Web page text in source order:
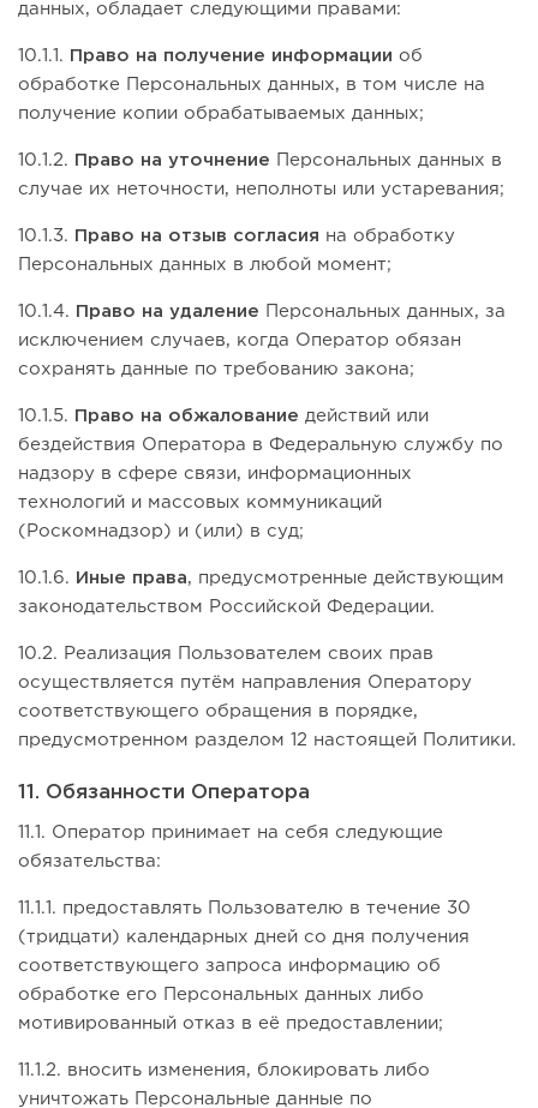
данных, обладает следующими правами:
10.1.1. Право на получение информации об
обработке Персональных данных, в том числе на
получение копии обрабатываемых данных;
10.1.2. Право на уточнение Персональных данных в
случае их неточности, неполноты или устаревания;
10.1.3. Право на отзыв согласия на обработку
Персональных данных в любой момент;
10.1.4. Право на удаление Персональных данных, за
исключением случаев, когда Оператор обязан
сохранять данные по требованию закона;
10.1.5. Право на обжалование действий или
бездействия Оператора в Федеральную службу по
надзору в сфере связи, информационных
технологий и массовых коммуникаций
(Роскомнадзор) и (или) в суд;
10.1.6. Иные права, предусмотренные действующим
законодательством Российской Федерации.
10.2. Реализация Пользователем своих прав
осуществляется путём направления Оператору
соответствующего обращения в порядке,
предусмотренном разделом 12 настоящей Политики.
11. Обязанности Оператора
11.1. Оператор принимает на себя следующие
обязательства:
11.1.1. предоставлять Пользователю в течение 30
(тридцати) календарных дней со дня получения
соответствующего запроса информацию об
обработке его Персональных данных либо
мотивированный отказ в её предоставлении;
11.1.2. вносить изменения, блокировать либо
уничтожать Персональные данные по